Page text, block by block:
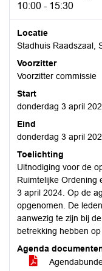
10:00 - 15:30
Locatie
Stadhuis Raadszaal,
Voorzitter
Voorzitter commissie
Start
donderdag 3 april
Eind
donderdag 3 april
Toelichting
Uitnodiging voor de
Ruimtelijke Ordening
3 april 2024. Op de
opgenomen. De
aanwezig te zijn bij
betrekking hebben
Agenda